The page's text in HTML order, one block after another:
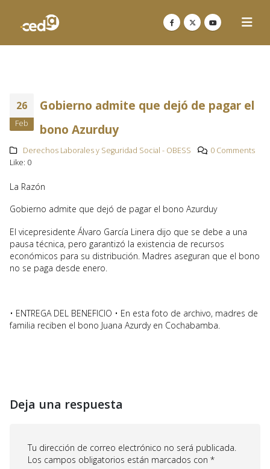
26
Feb
Gobierno admite que dejó de pagar el
bono Azurduy
Derechos Laborales y Seguridad Social - OBESS
0 Comments
Like: 0
La Razón
Gobierno admite que dejó de pagar el bono Azurduy
El vicepresidente Álvaro García Linera dijo que se debe a una
pausa técnica, pero garantizó la existencia de recursos
económicos para su distribución. Madres aseguran que el bono
no se paga desde enero.
• ENTREGA DEL BENEFICIO • En esta foto de archivo, madres de
familia reciben el bono Juana Azurdy en Cochabamba.
Deja una respuesta
Tu dirección de correo electrónico no será publicada.
Los campos obligatorios están marcados con *